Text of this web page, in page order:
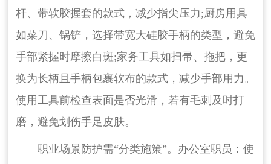
杆、带软胶握套的款式，减少指尖压力;厨房用具
如菜刀、锅铲，选择带宽大硅胶手柄的类型，避免
手部紧握时摩擦白斑;家务工具如扫帚、拖把，更
换为长柄且手柄包裹软布的款式，减少手部用力。
使用工具前检查表面是否光滑，若有毛刺及时打
磨，避免划伤手足皮肤。
职业场景防护需“分类施策”。办公室职员：使